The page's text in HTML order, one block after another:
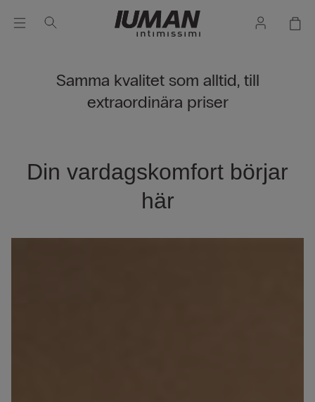
Samma kvalitet som alltid, till
extraordinära priser
Din vardagskomfort börjar
här